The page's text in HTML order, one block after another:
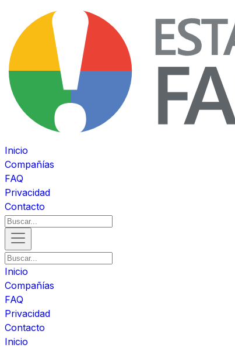
Inicio
Compañías
FAQ
Privacidad
Contacto
Inicio
Compañías
FAQ
Privacidad
Contacto
Inicio